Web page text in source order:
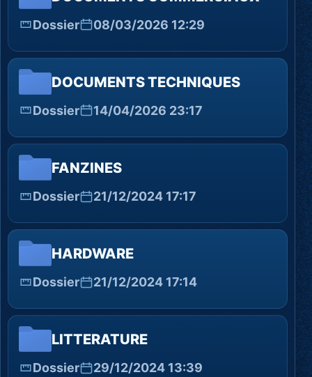
Dossier 08/03/2026 12:29
DOCUMENTS TECHNIQUES
Dossier 14/04/2026 23:17
FANZINES
Dossier 21/12/2024 17:17
HARDWARE
Dossier 21/12/2024 17:14
LITTERATURE
Dossier 29/12/2024 13:39